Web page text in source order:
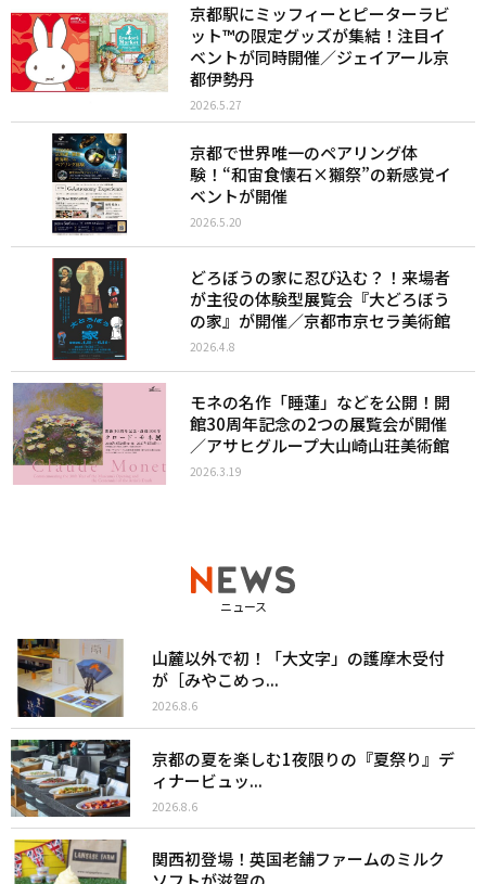
京都駅にミッフィーとピーターラビ
ット™︎の限定グッズが集結！注目イ
ベントが同時開催／ジェイアール京
都伊勢丹
2026.5.27
京都で世界唯一のペアリング体
験！“和宙食懐石×獺祭”の新感覚イ
ベントが開催
2026.5.20
どろぼうの家に忍び込む？！来場者
が主役の体験型展覧会『大どろぼう
の家』が開催／京都市京セラ美術館
2026.4.8
モネの名作「睡蓮」などを公開！開
館30周年記念の2つの展覧会が開催
／アサヒグループ大山崎山荘美術館
2026.3.19
ニュース
山麓以外で初！「大文字」の護摩木受付
が［みやこめっ...
2026.8.6
京都の夏を楽しむ1夜限りの『夏祭り』デ
ィナービュッ...
2026.8.6
関西初登場！英国老舗ファームのミルク